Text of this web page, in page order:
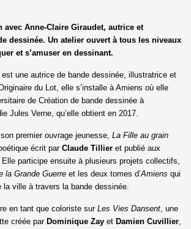
avec Anne-Claire Giraudet, autrice et
dessinée. Un atelier ouvert à tous les niveaux
et s’amuser en dessinant.
une autrice de bande dessinée, illustratrice et
du Lot, elle s’installe à Amiens où elle
de Création de bande dessinée à
Jules Verne, qu’elle obtient en 2017.
premier ouvrage jeunesse, La Fille au grain
écrit parClaude Tillier et publié aux
Elle participe ensuite à plusieurs projets collectifs,
la Grande Guerre et les deux tomes d’Amiens qui
la ville à travers la bande dessinée.
en tant que coloriste surLes Vies Dansent, une
créée par Dominique Zay et Damien Cuvillier,